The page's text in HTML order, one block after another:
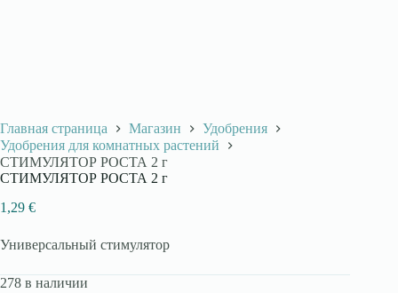
Главная страница Магазин
Удобрения
Удобрения для комнатных растений
СТИМУЛЯТОР РОСТА 2 г
СТИМУЛЯТОР РОСТА 2 г
1,29 €
Универсальный стимулятор
278 в наличии